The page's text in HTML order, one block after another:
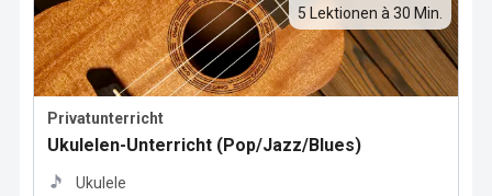
Privatunterricht
Ukulelen-Unterricht (Pop/Jazz/Blues)
Ukulele
5 Lektionen à 30 Min.